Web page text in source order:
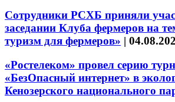
Сотрудники РСХБ приняли
заседании Клуба фермеров на
туризм для фермеров» |
«Ростелеком» провел серию
«БезОпасный интернет» в
Кенозерского национального